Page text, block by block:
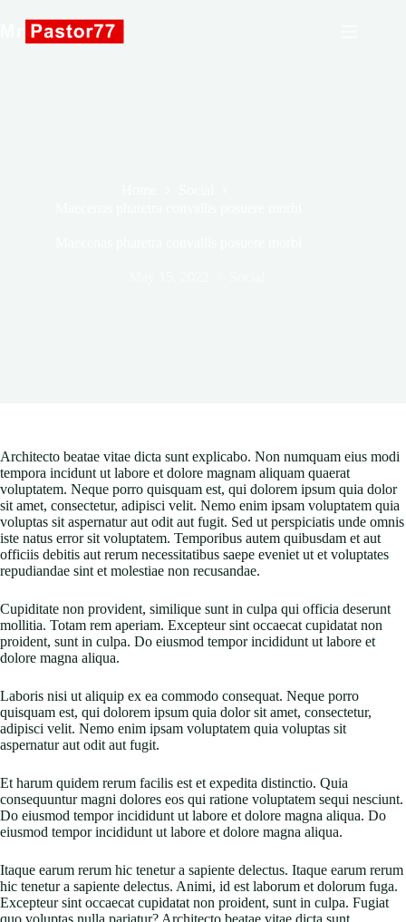
content
Architecto beatae vitae dicta sunt explicabo. Non numquam eius modi
tempora incidunt ut labore et dolore magnam aliquam quaerat
voluptatem. Neque porro quisquam est, qui dolorem ipsum quia dolor
sit amet, consectetur, adipisci velit. Nemo enim ipsam voluptatem quia
voluptas sit aspernatur aut odit aut fugit. Sed ut perspiciatis unde omnis
iste natus error sit voluptatem. Temporibus autem quibusdam et aut
officiis debitis aut rerum necessitatibus saepe eveniet ut et voluptates
repudiandae sint et molestiae non recusandae.
Cupiditate non provident, similique sunt in culpa qui officia deserunt
mollitia. Totam rem aperiam. Excepteur sint occaecat cupidatat non
proident, sunt in culpa. Do eiusmod tempor incididunt ut labore et
dolore magna aliqua.
Laboris nisi ut aliquip ex ea commodo consequat. Neque porro
quisquam est, qui dolorem ipsum quia dolor sit amet, consectetur,
adipisci velit. Nemo enim ipsam voluptatem quia voluptas sit
aspernatur aut odit aut fugit.
Et harum quidem rerum facilis est et expedita distinctio. Quia
consequuntur magni dolores eos qui ratione voluptatem sequi nesciunt.
Do eiusmod tempor incididunt ut labore et dolore magna aliqua. Do
eiusmod tempor incididunt ut labore et dolore magna aliqua.
Itaque earum rerum hic tenetur a sapiente delectus. Itaque earum rerum
hic tenetur a sapiente delectus. Animi, id est laborum et dolorum fuga.
Excepteur sint occaecat cupidatat non proident, sunt in culpa. Fugiat
quo voluptas nulla pariatur? Architecto beatae vitae dicta sunt